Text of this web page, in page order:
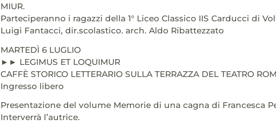
MIUR.
Parteciperanno i ragazzi della 1° Liceo Classico IIS Carducci di
Luigi Fantacci, dir.scolastico. arch. Aldo Ribattezzato
MARTEDÌ 6 LUGLIO
►► LEGIMUS ET LOQUIMUR
CAFFÈ STORICO LETTERARIO SULLA TERRAZZA DEL TEATRO
Ingresso libero
Presentazione del volume Memorie di una cagna di Francesca
Interverrà l’autrice.